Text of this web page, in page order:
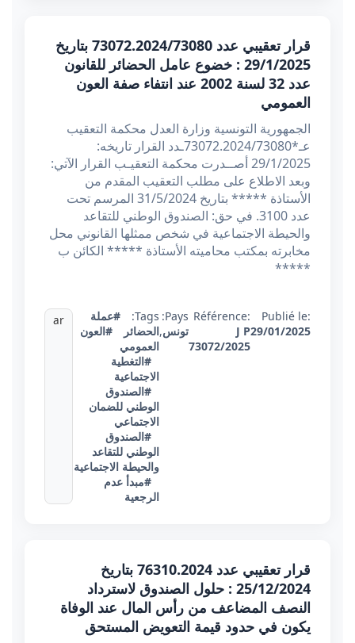
قرار تعقيبي عدد 73072.2024/73080 بتاريخ
29/1/2025 : خضوع عامل الحضائر للقانون
عدد 32 لسنة 2002 عند انتفاء صفة العون
العمومي
الجمهورية التونسية وزارة العدل محكمة التعقيب
عـ*73072.2024/73080ـدد القرار تاريخه:
29/1/2025 أصــدرت محكمة التعقيـب القرار الآتي:
وبعد الاطلاع على مطلب التعقيب المقدم من
الأستاذة ***** بتاريخ 31/5/2024 المرسم تحت
عدد 3100. في حق: الصندوق الوطني للتقاعد
والحيطة الاجتماعية في شخص ممثلها القانوني محل
مخابرته بمكتب محاميته الأستاذة ***** الكائن ب
*****
Publié le:
29/01/2025
Référence:
J P
73072/2025
Pays:
تونس,
Tags:
#عملة
الحضائر
#العون
العمومي
#التغطية
الاجتماعية
#الصندوق
الوطني للضمان
الاجتماعي
#الصندوق
الوطني للتقاعد
والحيطة الاجتماعية
#مبدأ عدم
الرجعية
ar
قرار تعقيبي عدد 76310.2024 بتاريخ
25/12/2024 : حلول الصندوق لاسترداد
النصف المضاعف من رأس المال عند الوفاة
يكون في حدود قيمة التعويض المستحق